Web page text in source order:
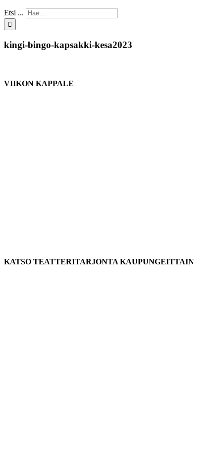
Etsi ...
kingi-bingo-kapsakki-kesa2023
VIIKON KAPPALE
KATSO TEATTERITARJONTA KAUPUNGEITTAIN